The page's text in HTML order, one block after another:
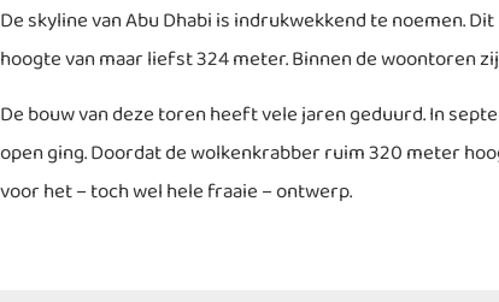
De skyline van Abu Dhabi is indrukwekkend te noemen.
hoogte van maar liefst 324 meter. Binnen de woontoren
De bouw van deze toren heeft vele jaren geduurd. In
open ging. Doordat de wolkenkrabber ruim 320 meter
voor het – toch wel hele fraaie – ontwerp.